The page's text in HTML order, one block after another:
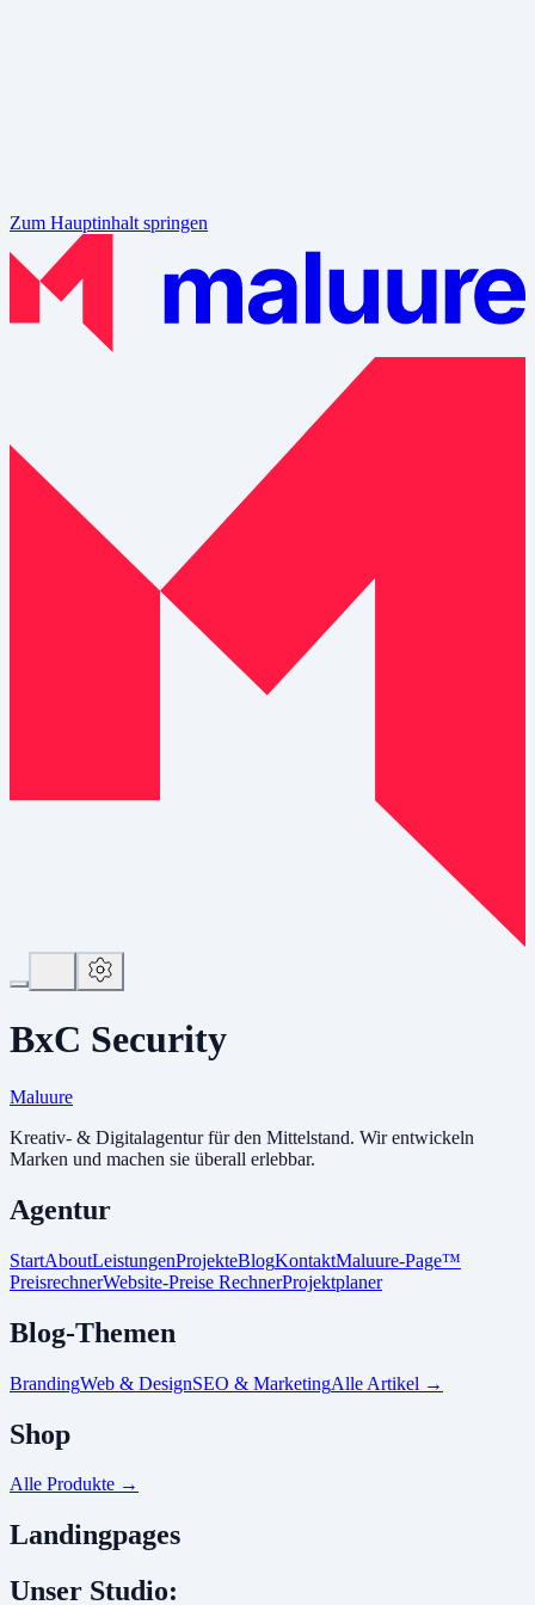
Zum Hauptinhalt springen
BxC Security
Maluure
Kreativ- & Digitalagentur für den Mittelstand. Wir entwickeln
Marken und machen sie überall erlebbar.
Agentur
StartAboutLeistungenProjekteBlogKontaktMaluure-Page™
PreisrechnerWebsite-Preise RechnerProjektplaner
Blog-Themen
BrandingWeb & DesignSEO & MarketingAlle Artikel →
Shop
Alle Produkte →
Landingpages
Unser Studio: